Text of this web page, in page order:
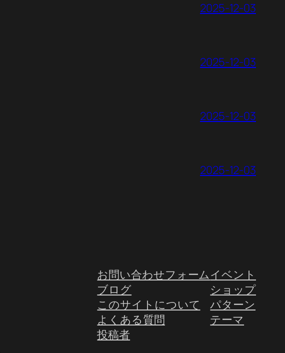
2025-12-03
2025-12-03
2025-12-03
2025-12-03
お問い合わせフォーム
ブログ
このサイトについて
よくある質問
投稿者
イベント
ショップ
パターン
テーマ